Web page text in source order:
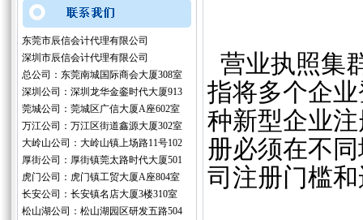
东莞市辰信会计代理有限公司
深圳市辰信会计代理有限公司
总公司：东莞南城国际商会大厦308室
深圳公司：深圳龙华金銮时代大厦913
莞城公司：莞城区广信大厦A座602室
万江公司：万江区街道鑫源大厦302室
大岭山公司：大岭山镇上场路11号102
厚街公司：厚街镇莞太路时代大厦501
虎门公司：虎门镇工贸大厦A座804室
长安公司：长安镇名店大厦3楼310室
松山湖公司：松山湖园区研发五路504
营业执照集
指将多个企
种新型企业
册必须在不
司注册门槛